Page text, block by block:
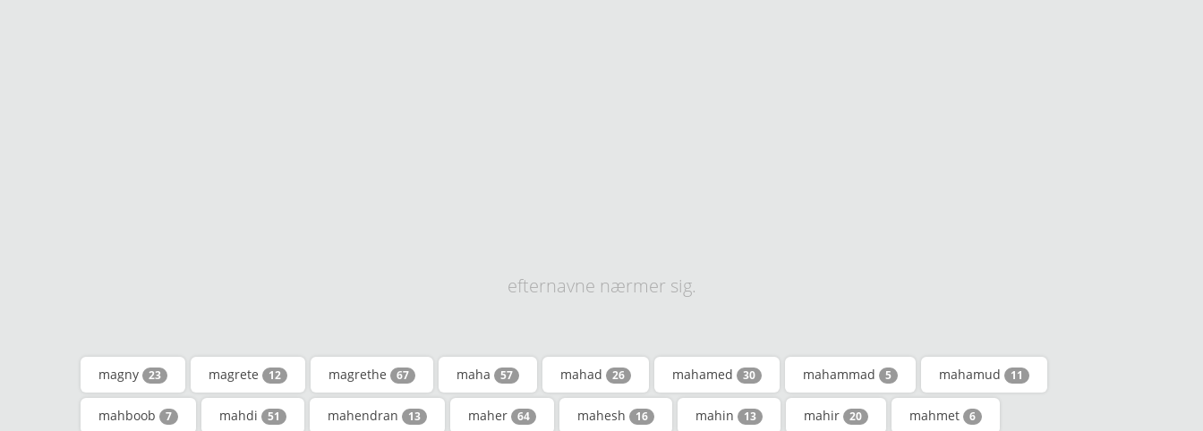
efternavne nærmer sig.
magny 23 magrete 12 magrethe 67 maha 57 mahad 26 mahamed 30 mahammad 5 mahamud 11
mahboob 7 mahdi 51 mahendran 13 maher 64 mahesh 16 mahin 13 mahir 20 mahmet 6